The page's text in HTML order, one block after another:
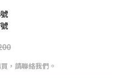
，請聯絡我們。